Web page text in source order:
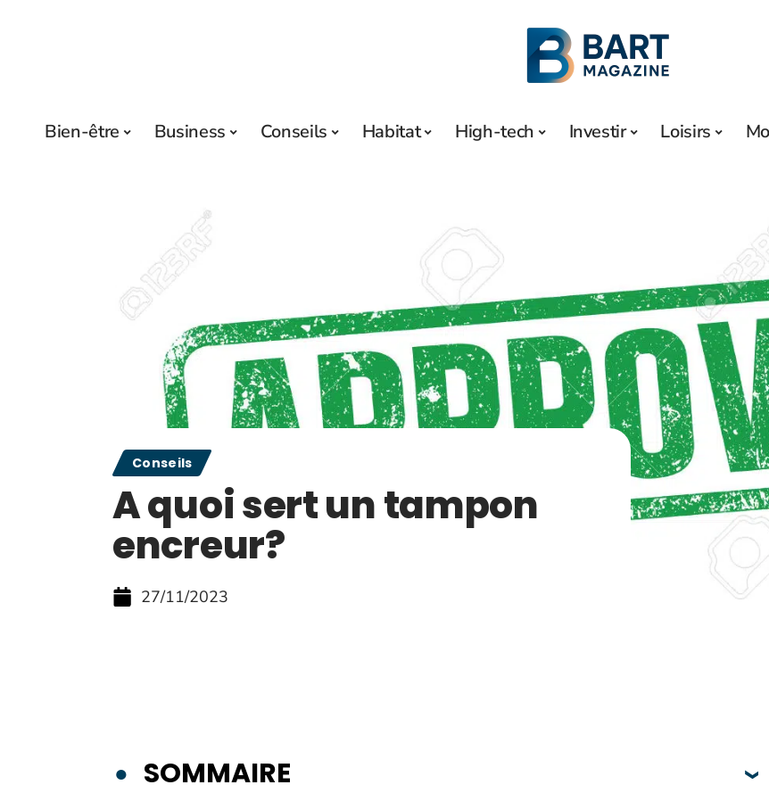
Bien-être Business Conseils Habitat High-tech Investir Loisirs
Conseils
A quoi sert un tampon
encreur?
27/11/2023
SOMMAIRE